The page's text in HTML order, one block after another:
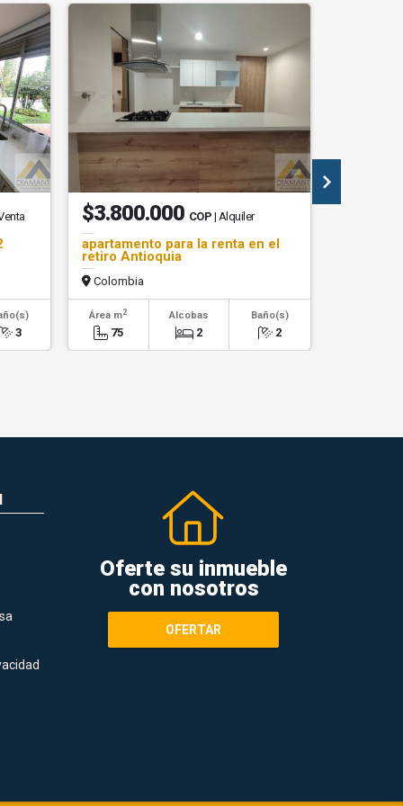
3
$3.800.000 COP | Alquiler
apartamento para la renta en el
retiro Antioquia
Colombia
Área m2
75
Alcobas
2
Baño(s)
2
Oferte su inmueble
con nosotros
OFERTAR